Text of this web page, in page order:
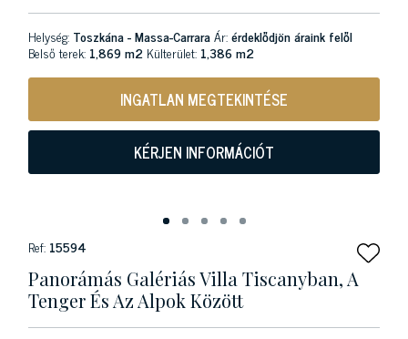
Helység: Toszkána - Massa-CarraraÁr:érdeklődjön áraink felől
Belső terek: 1,869 m2 Külterület: 1,386 m2
INGATLAN MEGTEKINTÉSE
KÉRJEN INFORMÁCIÓT
Ref: 15594
Panorámás Galériás Villa Tiscanyban, A
Tenger És Az Alpok Között